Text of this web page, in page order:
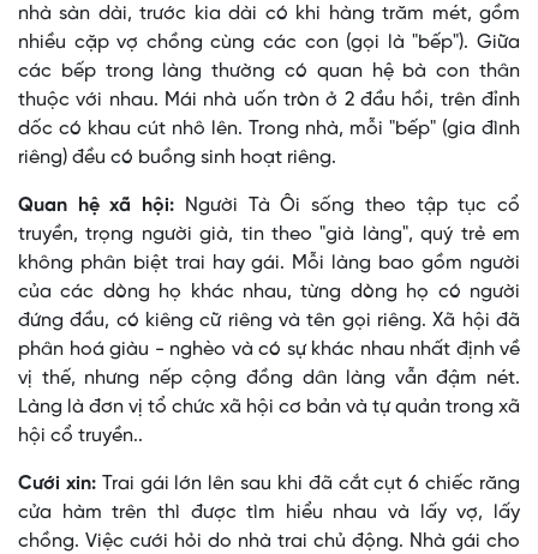
nhà sàn dài, trước kia dài có khi hàng trăm mét, gồm
nhiều cặp vợ chồng cùng các con (gọi là "bếp"). Giữa
các bếp trong làng thường có quan hệ bà con thân
thuộc với nhau. Mái nhà uốn tròn ở 2 đầu hồi, trên đỉnh
dốc có khau cút nhô lên. Trong nhà, mỗi "bếp" (gia đình
riêng) đều có buồng sinh hoạt riêng.
Quan hệ xã hội: Người Tà Ôi sống theo tập tục cổ
truyền, trọng người già, tin theo "già làng", quý trẻ em
không phân biệt trai hay gái. Mỗi làng bao gồm người
của các dòng họ khác nhau, từng dòng họ có người
đứng đầu, có kiêng cữ riêng và tên gọi riêng. Xã hội đã
phân hoá giàu - nghèo và có sự khác nhau nhất định về
vị thế, nhưng nếp cộng đồng dân làng vẫn đậm nét.
Làng là đơn vị tổ chức xã hội cơ bản và tự quản trong xã
hội cổ truyền..
Cưới xin: Trai gái lớn lên sau khi đã cắt cụt 6 chiếc răng
cửa hàm trên thì được tìm hiểu nhau và lấy vợ, lấy
chồng. Việc cưới hỏi do nhà trai chủ động. Nhà gái cho